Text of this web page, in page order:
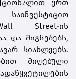
ერთ
საინვესტიციო
Street-ის
და მიგნებებს,
სიახლეებს.
მიღებული